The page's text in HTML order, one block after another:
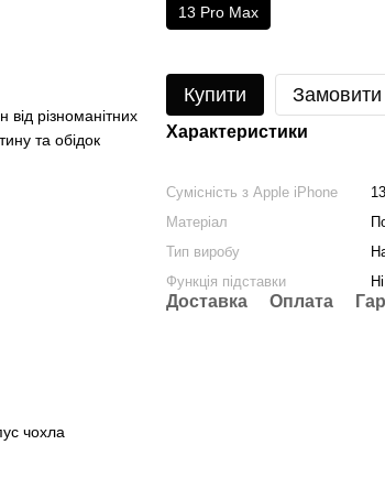
різноманітних
та обідок
чохла
13 Pro Max
Купити
Характеристики
Сумісність з Apple iPhone
Матеріал
Тип виробу
Функція підставки
Ні
Доставка Оплата